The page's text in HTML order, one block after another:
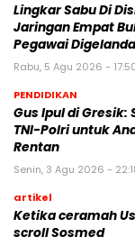
Lingkar Sabu Di
Jaringan Empat
Pegawai
Rabu, 5 Agu 2026 -
PENDIDIKAN
Gus Ipul di Gresik:
TNI-Polri untuk
Rentan
Senin, 3 Agu 2026 -
artikel
Ketika ceramah
scroll Sosmed